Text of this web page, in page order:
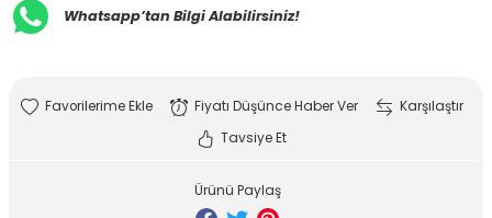
Whatsapp’tan Bilgi Alabilirsiniz!
Fiyatı Düşünce Haber Ver
Karşılaştır
Tavsiye Et
Ürünü Paylaş